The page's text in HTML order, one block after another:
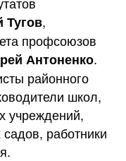
,
профсоюзов
Антоненко.
районного
школ,
учреждений,
садов, работники